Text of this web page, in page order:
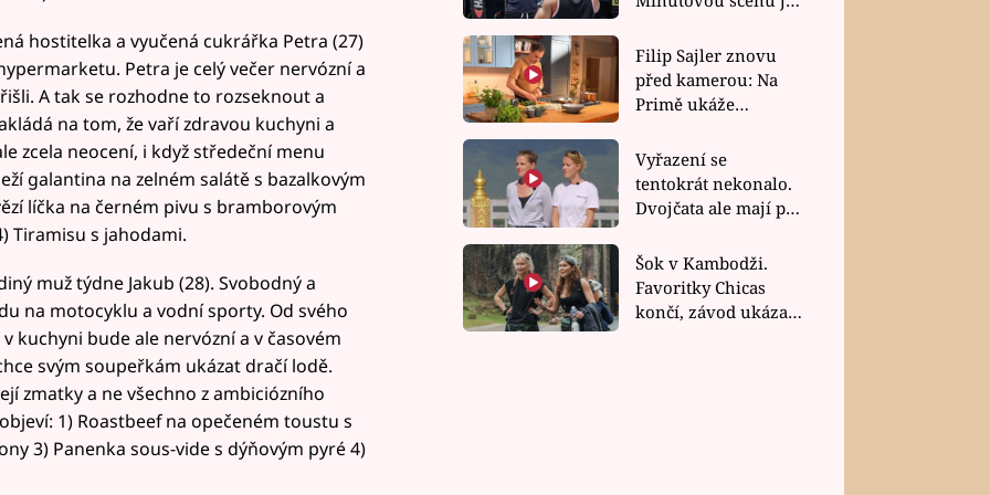
hostitelka a vyučená cukrářka Petra (27)
Petra je celý večer nervózní a
A tak se rozhodne to rozseknout a
na tom, že vaří zdravou kuchyni a
zcela neocení, i když středeční menu
galantina na zelném salátě s bazalkovým
líčka na černém pivu s bramborovým
Tiramisu s jahodami.
muž týdne Jakub (28). Svobodný a
na motocyklu a vodní sporty. Od svého
kuchyni bude ale nervózní a v časovém
svým soupeřkám ukázat dračí lodě.
zmatky a ne všechno z ambiciózního
1) Roastbeef na opečeném toustu s
3) Panenka sous-vide s dýňovým pyré 4)
Filip Sajler znovu
před kamerou: Na
Primě ukáže
rychlé recepty
Vyřazení se
tentokrát nekonalo.
Dvojčata ale mají po
závodu nůž na krku
Šok v Kambodži.
Favoritky Chicas
končí, závod ukázal